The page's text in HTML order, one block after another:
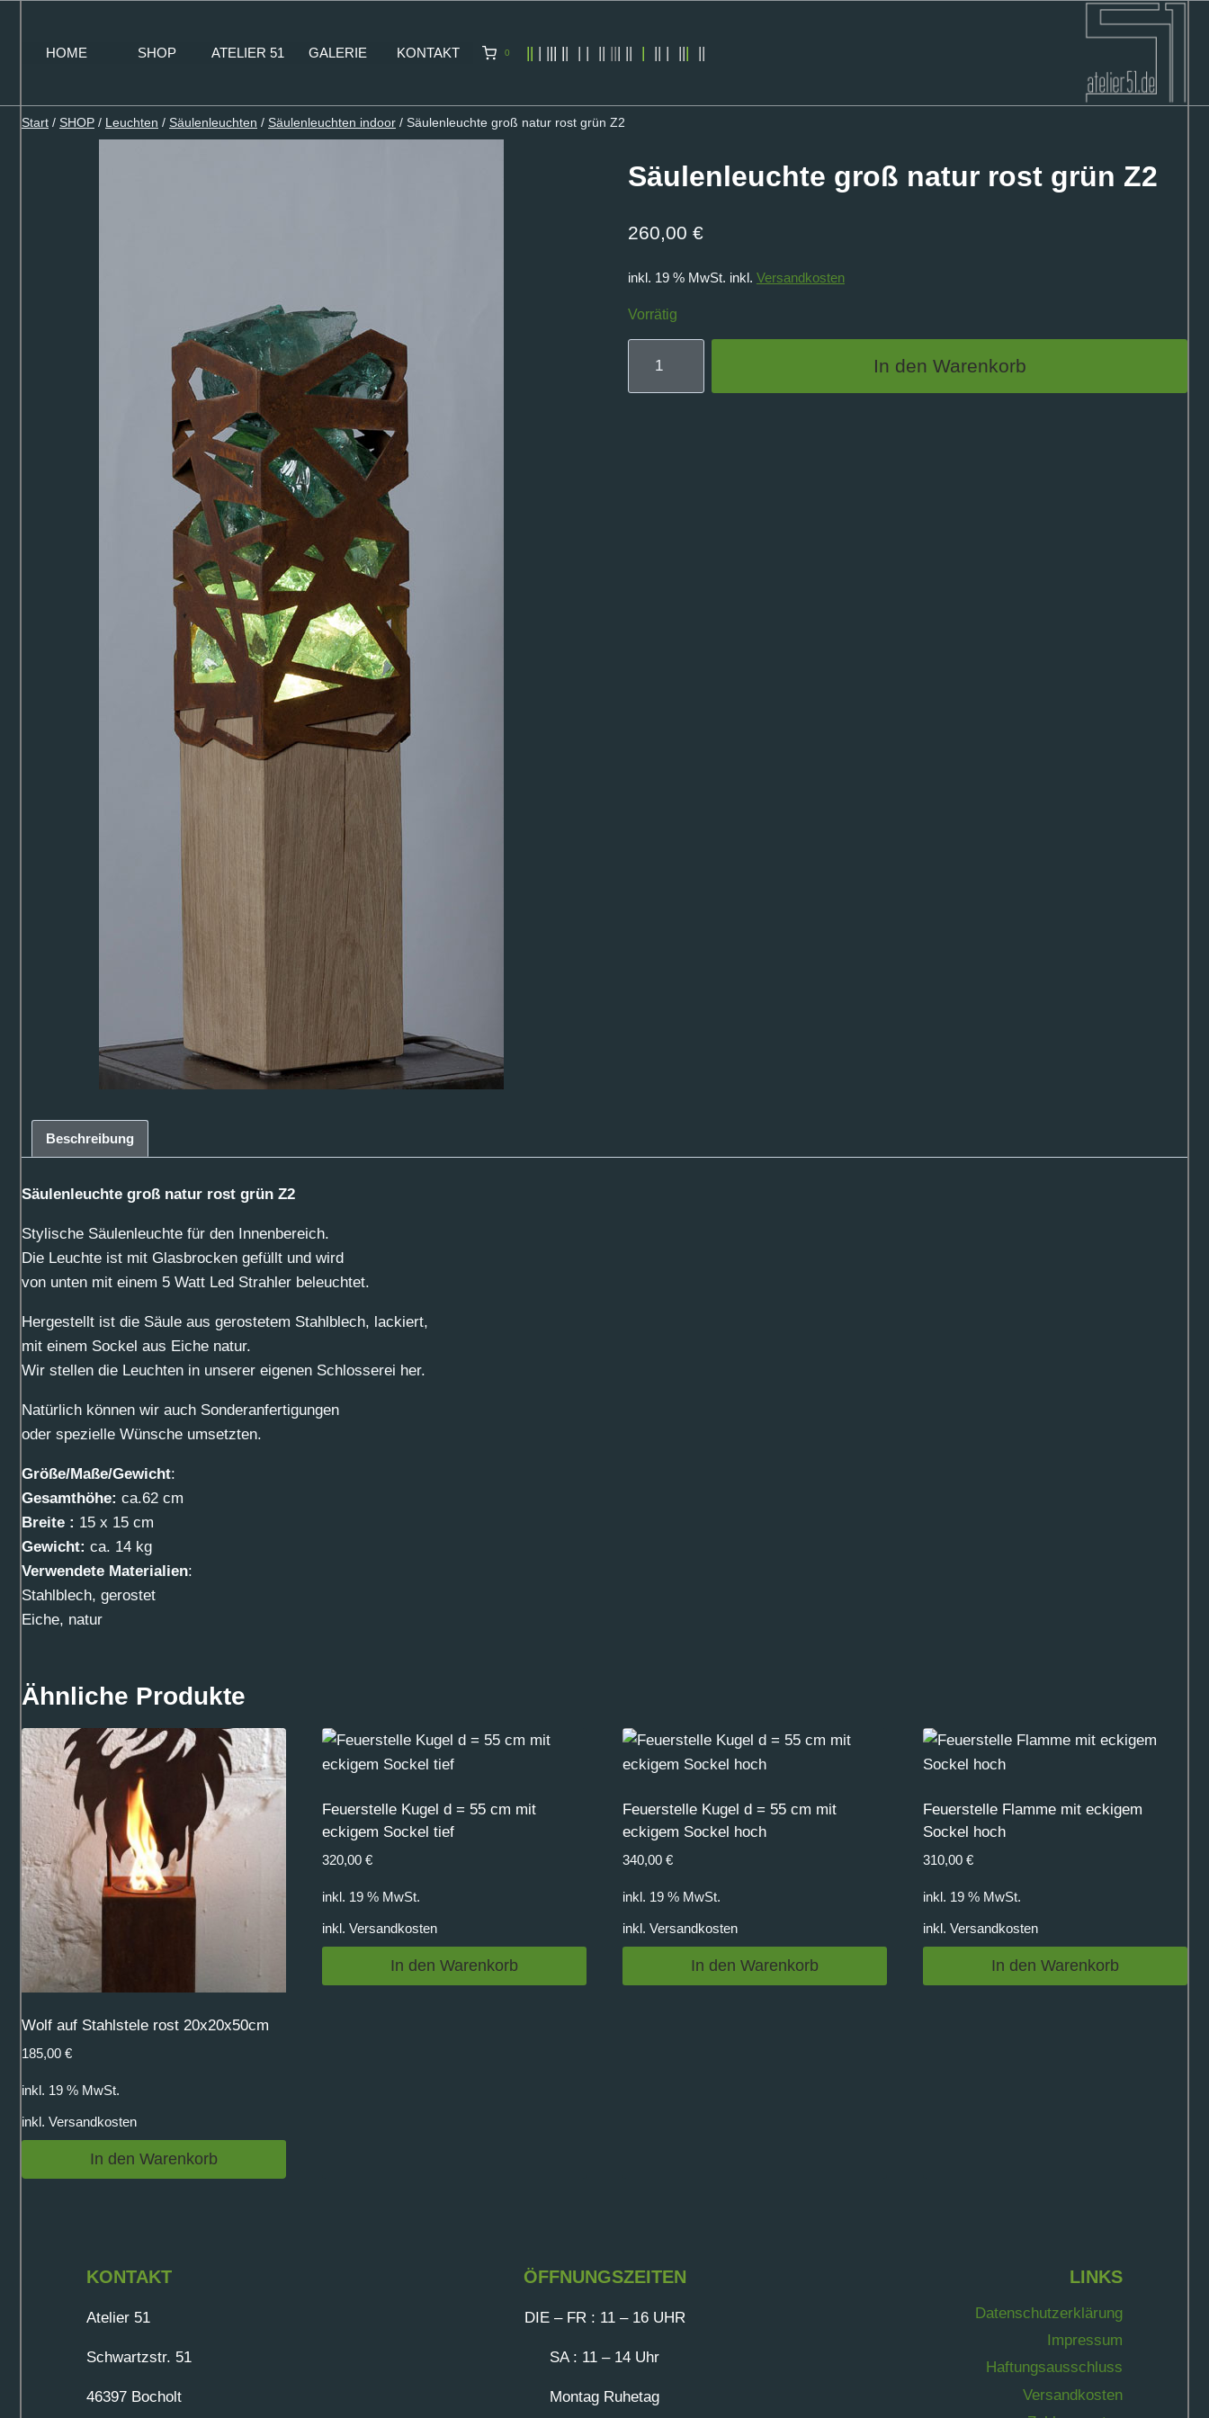
springen
HOME SHOP ATELIER 51 GALERIE KONTAKT 0
Start / SHOP / Leuchten / Säulenleuchten / Säulenleuchten indoor / Säulenleuchte groß natur rost grün Z2
Säulenleuchte groß natur rost grün Z2
260,00 €
inkl. 19 % MwSt. inkl. Versandkosten
Vorrätig
groß
In den Warenkorb
Beschreibung
Säulenleuchte groß natur rost grün Z2
Stylische Säulenleuchte für den Innenbereich.
Die Leuchte ist mit Glasbrocken gefüllt und wird
von unten mit einem 5 Watt Led Strahler beleuchtet.
Hergestellt ist die Säule aus gerostetem Stahlblech, lackiert,
mit einem Sockel aus Eiche natur.
Wir stellen die Leuchten in unserer eigenen Schlosserei her.
Natürlich können wir auch Sonderanfertigungen
oder spezielle Wünsche umsetzten.
Größe/Maße/Gewicht:
Gesamthöhe: ca.62 cm
Breite : 15 x 15 cm
Gewicht: ca. 14 kg
Verwendete Materialien:
Stahlblech, gerostet
Eiche, natur
Ähnliche Produkte
Wolf auf Stahlstele rost 20x20x50cm
185,00 €
inkl. 19 % MwSt.
inkl. Versandkosten
In den Warenkorb
Feuerstelle Kugel d = 55 cm mit
eckigem Sockel tief
320,00 €
inkl. 19 % MwSt.
inkl. Versandkosten
In den Warenkorb
Feuerstelle Kugel d = 55 cm mit
eckigem Sockel hoch
340,00 €
inkl. 19 % MwSt.
inkl. Versandkosten
In den Warenkorb
Feuerstelle Flamme mit eckigem
Sockel hoch
310,00 €
inkl. 19 % MwSt.
inkl. Versandkosten
In den Warenkorb
KONTAKT
Atelier 51
Schwartzstr. 51
46397 Bocholt
ÖFFNUNGSZEITEN
DIE – FR : 11 – 16 UHR
SA : 11 – 14 Uhr
Montag Ruhetag
LINKS
Datenschutzerklärung
Impressum
Haftungsausschluss
Versandkosten